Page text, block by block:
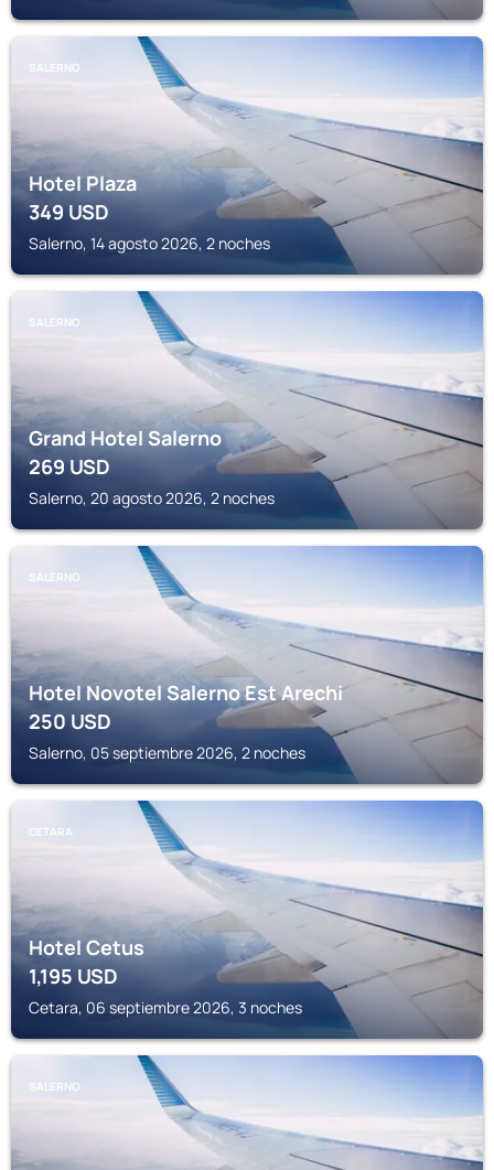
SALERNO
Hotel Plaza
349USD
Salerno, 14 agosto 2026, 2 noches
SALERNO
Grand Hotel Salerno
269USD
Salerno, 20 agosto 2026, 2 noches
SALERNO
Hotel Novotel Salerno Est Arechi
250USD
Salerno, 05 septiembre 2026, 2 noches
CETARA
Hotel Cetus
1,195USD
Cetara, 06 septiembre 2026, 3 noches
SALERNO